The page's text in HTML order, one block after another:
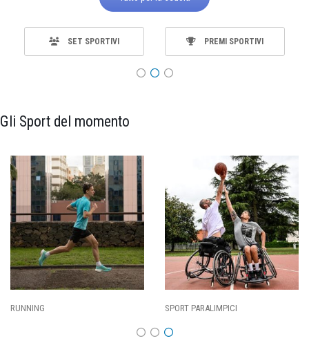
SET SPORTIVI PREMI SPORTIVI
Gli Sport del momento
CALCIO